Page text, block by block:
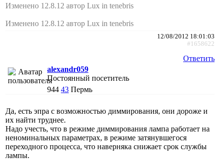
Изменено 12.8.12 автор Lux in tenebris
Изменено 12.8.12 автор Lux in tenebris
12/08/2012 18:01:03
#1658622
Ответить
alexandr059
Постоянный посетитель
944 43 Пермь
Да, есть эпра с возможностью диммирования, они дороже и
их найти труднее.
Надо учесть, что в режиме диммирования лампа работает на
неноминальных параметрах, в режиме затянувшегося
переходного процесса, что наверняка снижает срок службы
лампы.